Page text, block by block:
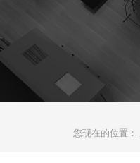
您现在的位置：